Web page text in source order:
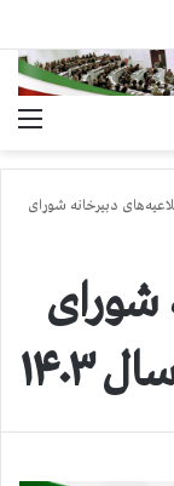
دبیرخانه شورای
شورای